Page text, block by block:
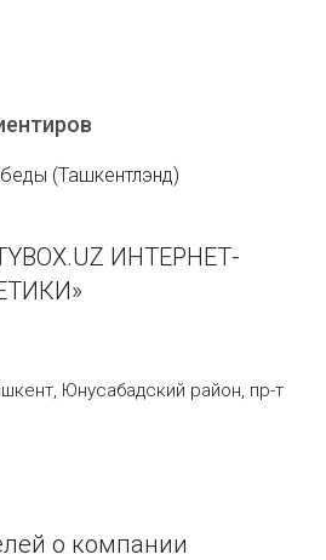
(Ташкентлэнд)
ИНТЕРНЕТ-
Юнусабадский район, пр-т
о компании